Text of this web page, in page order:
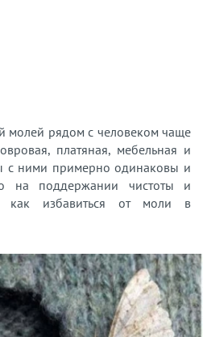
молей рядом с человеком чаще
платяная, мебельная и
с ними примерно одинаковы и
на поддержании чистоты и
как избавиться от моли в